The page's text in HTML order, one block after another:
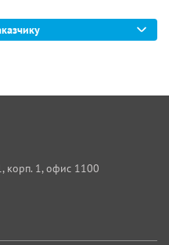
корп. 1, офис 1100